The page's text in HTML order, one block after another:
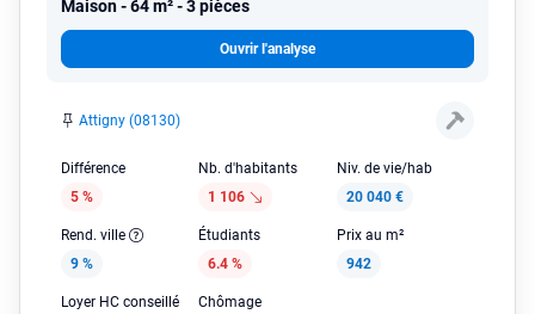
Maison 64 m² - 3 pièces
Ouvrir l'analyse
Attigny (08130)
Différence
5 %
Nb. d'habitants
1 106
Niv. de vie/hab
20 040 €
Rend. ville
9 %
Étudiants
6.4 %
Prix au m²
942
Loyer HC conseillé
Chômage